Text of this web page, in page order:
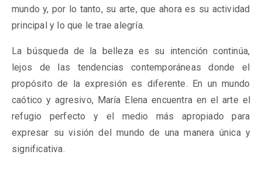
mundo y, por lo tanto, su arte, que ahora es su actividad
principal y lo que le trae alegría.
La búsqueda de la belleza es su intención continúa,
lejos de las tendencias contemporáneas donde el
propósito de la expresión es diferente. En un mundo
caótico y agresivo, María Elena encuentra en el arte el
refugio perfecto y el medio más apropiado para
expresar su visión del mundo de una manera única y
significativa.